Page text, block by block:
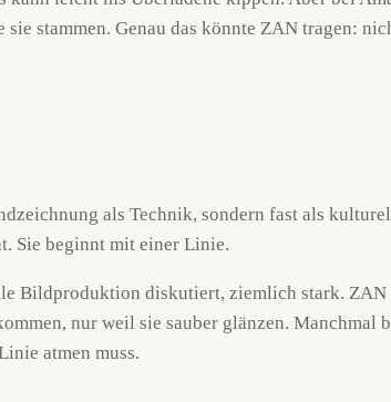
stammen. Genau das könnte ZAN tragen:
als Technik, sondern fast als
Sie beginnt mit einer Linie.
Bildproduktion diskutiert, ziemlich stark.
nur weil sie sauber glänzen. Manchmal
atmen muss.